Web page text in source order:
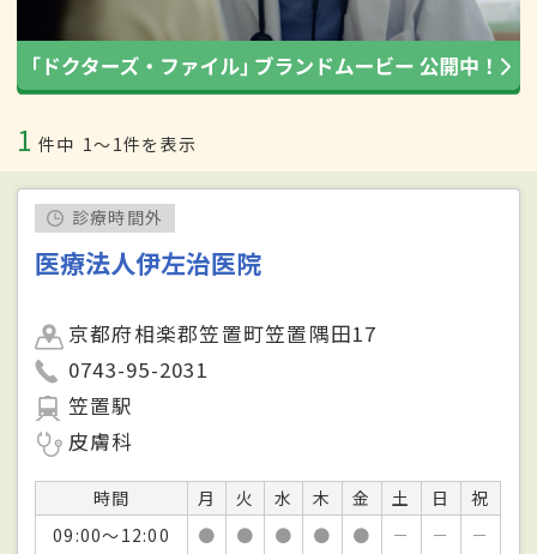
1 件中 1〜1件を表示
診療時間外
医療法人伊左治医院
京都府相楽郡笠置町笠置隅田17
0743-95-2031
笠置駅
皮膚科
時間 月 火 水 木 金 土 日
祝
09:00～12:00
● ● ● ● ● － － －